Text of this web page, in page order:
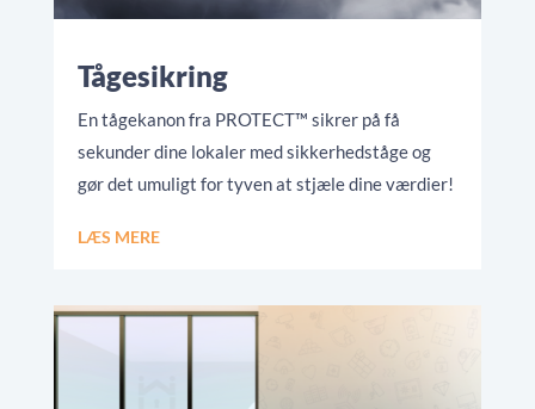
Tågesikring
En tågekanon fra PROTECT™ sikrer på få
sekunder dine lokaler med sikkerhedståge og
gør det umuligt for tyven at stjæle dine værdier!
LÆS MERE